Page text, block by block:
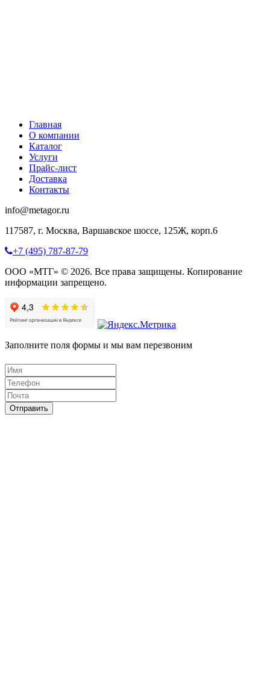
Главная
О компании
Каталог
Услуги
Прайс-лист
Доставка
Контакты
info@metagor.ru
117587, г. Москва, Варшавское шоссе, 125Ж, корп.6
+7 (495) 787-87-79
ООО «МТГ» © 2026. Все права защищены. Копирование
информации запрещено.
Заполните поля формы и мы вам перезвоним
Отправить